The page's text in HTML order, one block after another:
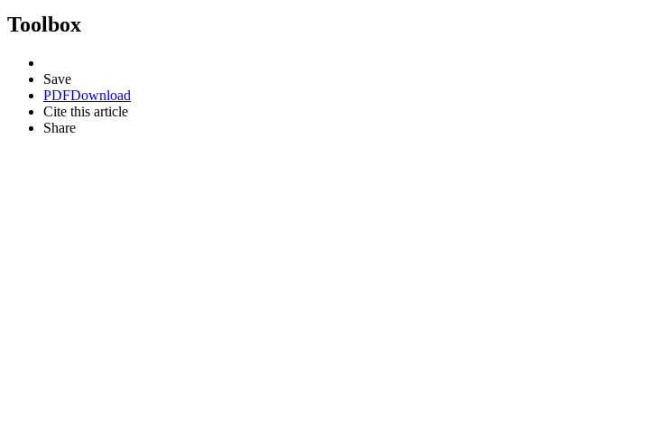
Toolbox
Save
PDFDownload
Cite this article
Share